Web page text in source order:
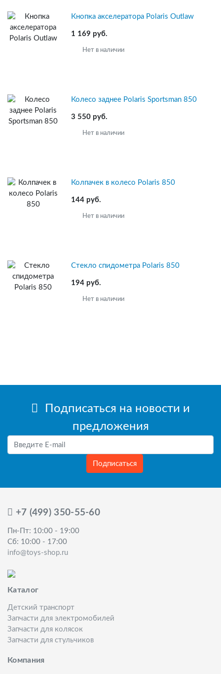
Кнопка aкселератора Polaris Outlaw
1 169 руб.
Нет в наличии
Колесо заднее Polaris Sportsman 850
3 550 руб.
Нет в наличии
Колпачек в колесо Polaris 850
144 руб.
Нет в наличии
Стекло спидометра Polaris 850
194 руб.
Нет в наличии
Подписаться на новости и
предложения
Подписаться
+7 (499) 350-55-60
Пн-Пт: 10:00 - 19:00
Сб: 10:00 - 17:00
info@toys-shop.ru
Каталог
Детский транспорт
Запчасти для электромобилей
Запчасти для колясок
Запчасти для стульчиков
Компания